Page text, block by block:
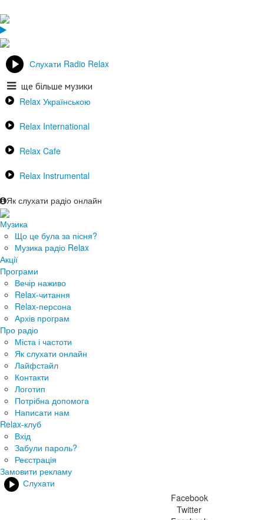
Слухати Radio Relax
ще більше музики
Relax Українською
Relax International
Relax Cafe
Relax Instrumental
Як слухати радіо онлайн
Музика
Що це була за пісня?
Музика радіо Relax
Акції
Програми
Вечір наживо
Relax-читання
Relax-персона
Архів програм
Про радіо
Міста і частоти
Як слухати онлайн
Лайфстайл
Контакти
Логотип
Потрібна допомога
Написати нам
Relax-клуб
Вхід
Забули пароль?
Реєстрація
Замовити рекламу
Слухати
Facebook
Twitter